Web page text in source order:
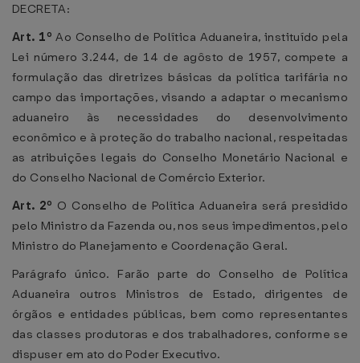
DECRETA:
Art. 1ºAo Conselho de Política Aduaneira, instituído pela
Lei número 3.244, de 14 de agôsto de 1957, compete a
formulação das diretrizes básicas da política tarifária no
campo das importações, visando a adaptar o mecanismo
aduaneiro às necessidades do desenvolvimento
econômico e à proteção do trabalho nacional, respeitadas
as atribuições legais do Conselho Monetário Nacional e
do Conselho Nacional de Comércio Exterior.
Art. 2º O Conselho de Política Aduaneira será presidido
pelo Ministro da Fazenda ou, nos seus impedimentos, pelo
Ministro do Planejamento e Coordenação Geral.
Parágrafo único. Farão parte do Conselho de Política
Aduaneira outros Ministros de Estado, dirigentes de
órgãos e entidades públicas, bem como representantes
das classes produtoras e dos trabalhadores, conforme se
dispuser em ato do Poder Executivo.